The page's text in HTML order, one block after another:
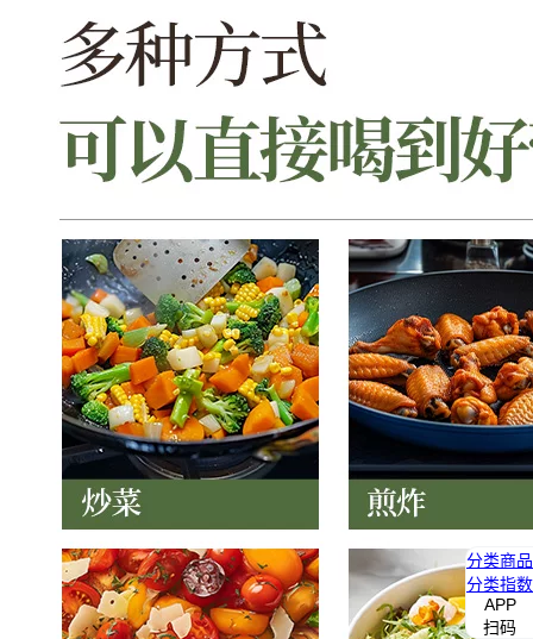
分类商品
分类指数
APP
扫码